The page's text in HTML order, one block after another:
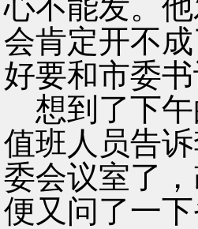
心不能发。
会肯定开不
好要和市委
想到了下午
值班人员告
委会议室了
便又问了一